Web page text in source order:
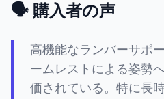
🗣️ 購入者の声
高機能なランバーサポ
ームレストによる姿勢
価されている。特に長